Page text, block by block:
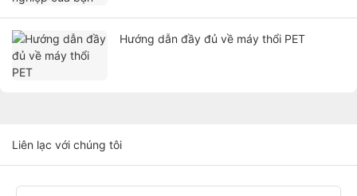
Hướng dẫn đầy đủ về máy thổi PET
Liên lạc với chúng tôi